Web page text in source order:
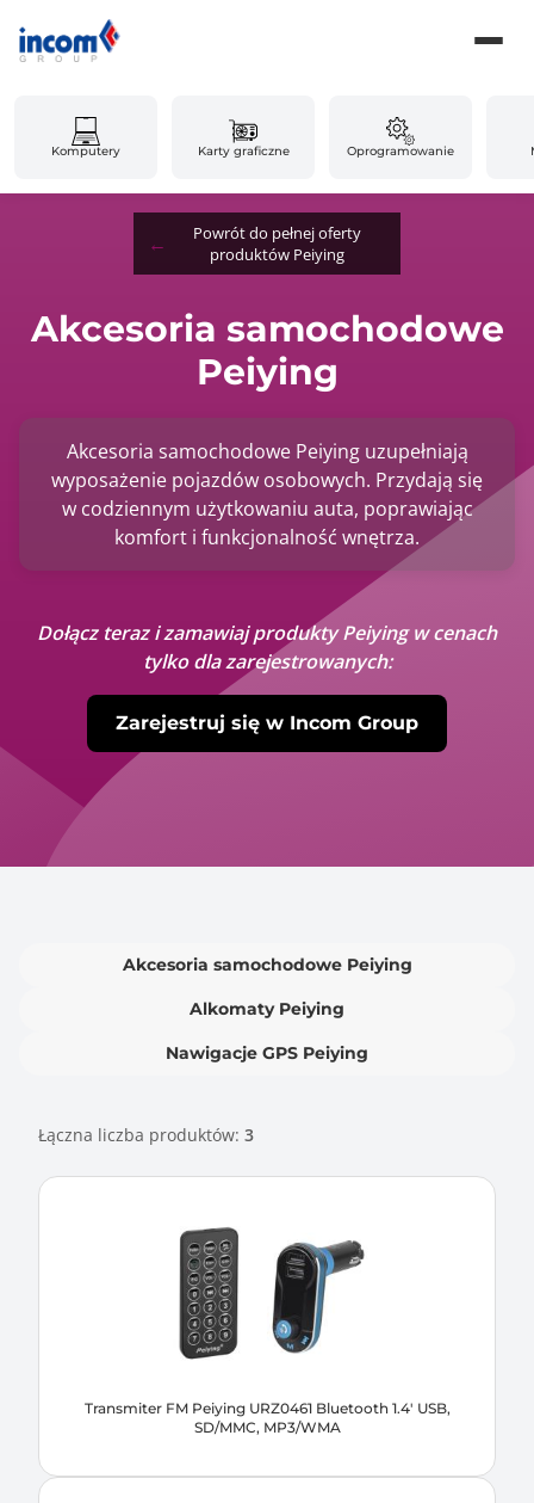
Komputery Karty graficzne Oprogramowanie
Powrót do pełnej oferty
produktów Peiying
Akcesoria samochodowe
Peiying
Akcesoria samochodowe Peiying uzupełniają
wyposażenie pojazdów osobowych. Przydają się
w codziennym użytkowaniu auta, poprawiając
komfort i funkcjonalność wnętrza.
Dołącz teraz i zamawiaj produkty Peiying w cenach
tylko dla zarejestrowanych:
Zarejestruj się w Incom Group
Akcesoria samochodowe Peiying
Alkomaty Peiying
Nawigacje GPS Peiying
Łączna liczba produktów: 3
Transmiter FM Peiying URZ0461 Bluetooth 1.4' USB,
SD/MMC, MP3/WMA